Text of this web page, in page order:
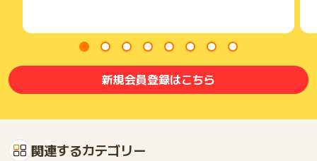
新規会員登録はこちら
関連するカテゴリー